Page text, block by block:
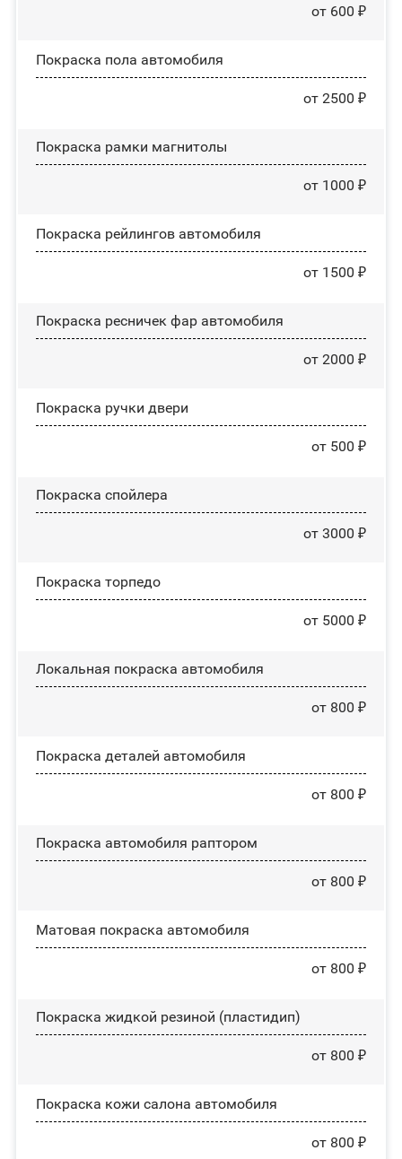
от 600 ₽
Покраска пола автомобиля
от 2500 ₽
Покраска рамки магнитолы
от 1000 ₽
Покраска рейлингов автомобиля
от 1500 ₽
Покраска ресничек фар автомобиля
от 2000 ₽
Покраска ручки двери
от 500 ₽
Покраска спойлера
от 3000 ₽
Покраска торпедо
от 5000 ₽
Локальная покраска автомобиля
от 800 ₽
Покраска деталей автомобиля
от 800 ₽
Покраска автомобиля раптором
от 800 ₽
Матовая покраска автомобиля
от 800 ₽
Покраска жидкой резиной (пластидип)
от 800 ₽
Покраска кожи салона автомобиля
от 800 ₽